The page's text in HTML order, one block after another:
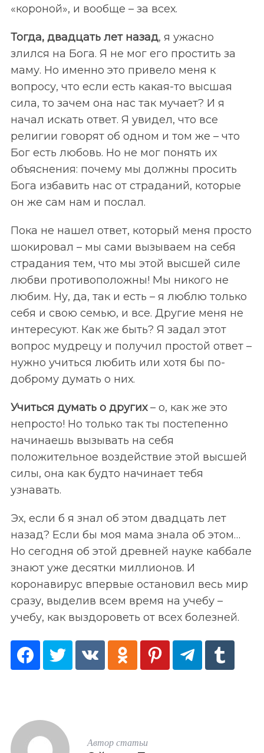
«короной», и вообще – за всех.
Тогда, двадцать лет назад, я ужасно
злился на Бога. Я не мог его простить за
маму. Но именно это привело меня к
вопросу, что если есть какая-то высшая
сила, то зачем она нас так мучает? И я
начал искать ответ. Я увидел, что все
религии говорят об одном и том же – что
Бог есть любовь. Но не мог понять их
объяснения: почему мы должны просить
Бога избавить нас от страданий, которые
он же сам нам и послал.
Пока не нашел ответ, который меня просто
шокировал – мы сами вызываем на себя
страдания тем, что мы этой высшей силе
любви противоположны! Мы никого не
любим. Ну, да, так и есть – я люблю только
себя и свою семью, и все. Другие меня не
интересуют. Как же быть? Я задал этот
вопрос мудрецу и получил простой ответ –
нужно учиться любить или хотя бы по-
доброму думать о них.
Учиться думать о других– о, как же это
непросто! Но только так ты постепенно
начинаешь вызывать на себя
положительное воздействие этой высшей
силы, она как будто начинает тебя
узнавать.
Эх, если б я знал об этом двадцать лет
назад? Если бы моя мама знала об этом…
Но сегодня об этой древней науке каббале
знают уже десятки миллионов. И
коронавирус впервые остановил весь мир
сразу, выделив всем время на учебу –
учебу, как выздороветь от всех болезней.
Автор статьи
По авторам